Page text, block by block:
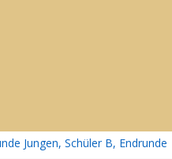
Jungen, Schüler B, Endrunde